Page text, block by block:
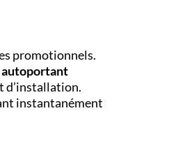
promotionnels.
d’installation.
instantanément